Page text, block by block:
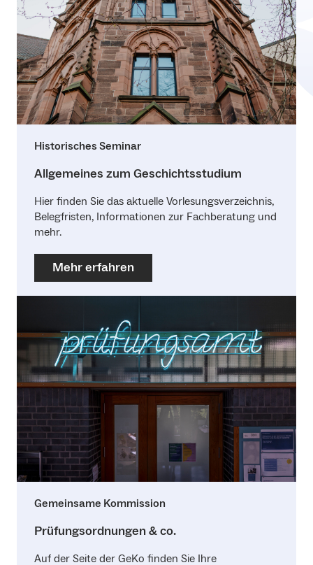
Historisches Seminar
Allgemeines zum Geschichtsstudium
Hier finden Sie das aktuelle Vorlesungsverzeichnis,
Belegfristen, Informationen zur Fachberatung und
mehr.
Mehr erfahren
Gemeinsame Kommission
Prüfungsordnungen & co.
Auf der Seite der GeKo finden Sie Ihre